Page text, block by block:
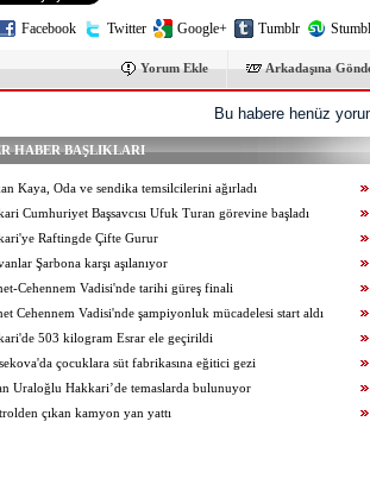
Facebook Twitter Google+ Tumblr
Yorum Ekle Arkadaşına
Bu habere henüz
HABER BAŞLIKLARI
Kaya, Oda ve sendika temsilcilerini ağırladı
Cumhuriyet Başsavcısı Ufuk Turan görevine başladı
Raftingde Çifte Gurur
Şarbona karşı aşılanıyor
Cehennem Vadisi'nde tarihi güreş finali
Cehennem Vadisi'nde şampiyonluk mücadelesi start aldı
503 kilogram Esrar ele geçirildi
çocuklara süt fabrikasına eğitici gezi
Uraloğlu Hakkari’de temaslarda bulunuyor
çıkan kamyon yan yattı